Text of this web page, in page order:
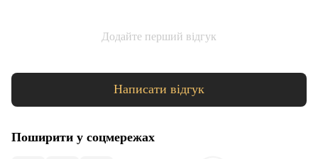
Додайте перший відгук
Написати відгук
Поширити у соцмережах